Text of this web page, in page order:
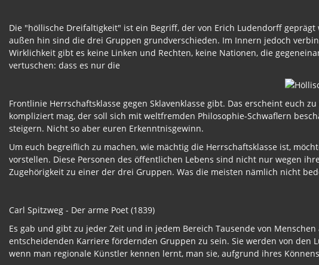
Die "höllische Dreifaltigkeit" ist ein Begriff, der von Erich Ludendorff
außen hin sind die drei Gruppen grundverschieden. Im Innern jedoch
Wirklichkeit gibt es keine Linken und Rechten, keine Nationen, die
vertuschen: dass es nur die
Frontlinie Herrschaftsklasse gegen Sklavenklasse gibt. Das erscheint euch
kompliziert mag, der soll sich mit weltfremden Philosophie-Schwaflern
steigern. Nicht so aber euren Erkenntnisgewinn.
Um euch begreiflich zu machen, wie mächtig die Herrschaftsklasse ist,
vorstellen. Diese Personen des öffentlichen Lebens sind nicht nur wegen
Zugehörigkeit zu einer der drei Gruppen. Was die meisten nämlich nicht
Carl Spitzweg - Der arme Poet (1839)
Es gab und gibt zu jeder Zeit und in jedem Bereich Tausende von
entscheidenden Karriere fördernden Gruppen zu sein. Sie werden von
wenn man regionale Künstler kennen lernt, man sie, aufgrund ihres